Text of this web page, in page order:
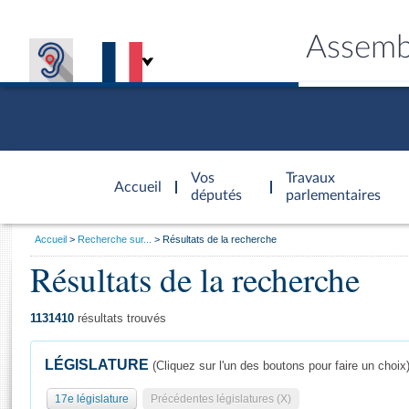
Accueil
d'accueil
Vos
députés
Travaux
parlementaires
Général
Vous
Accueil Recherche sur... Résultats de la recherche
Résultats de la recherche
1131410 résultats trouvés
LÉGISLATURE (Cliquez sur l'un des boutons pour faire un choix)
17e législature Précédentes législatures (X)